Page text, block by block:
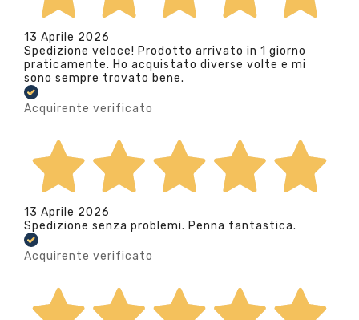
13 Aprile 2026
Spedizione veloce! Prodotto arrivato in 1 giorno
praticamente. Ho acquistato diverse volte e mi
sono sempre trovato bene.
Acquirente verificato
13 Aprile 2026
Spedizione senza problemi. Penna fantastica.
Acquirente verificato